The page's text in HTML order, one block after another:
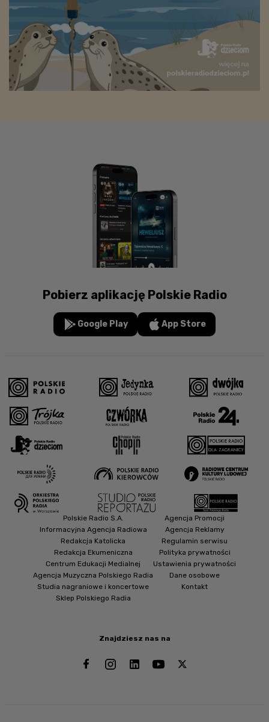
Pobierz aplikację Polskie Radio
Google Play App Store
Znajdziesz nas na
Polskie Radio S.A.
Informacyjna Agencja Radiowa
Redakcja Katolicka
Redakcja Ekumeniczna
Centrum Edukacji Medialnej
Agencja Muzyczna Polskiego Radia
Studia nagraniowe i koncertowe
Sklep Polskiego Radia
Agencja Promocji
Agencja Reklamy
Regulamin serwisu
Polityka prywatności
Ustawienia prywatności
Dane osobowe
Kontakt